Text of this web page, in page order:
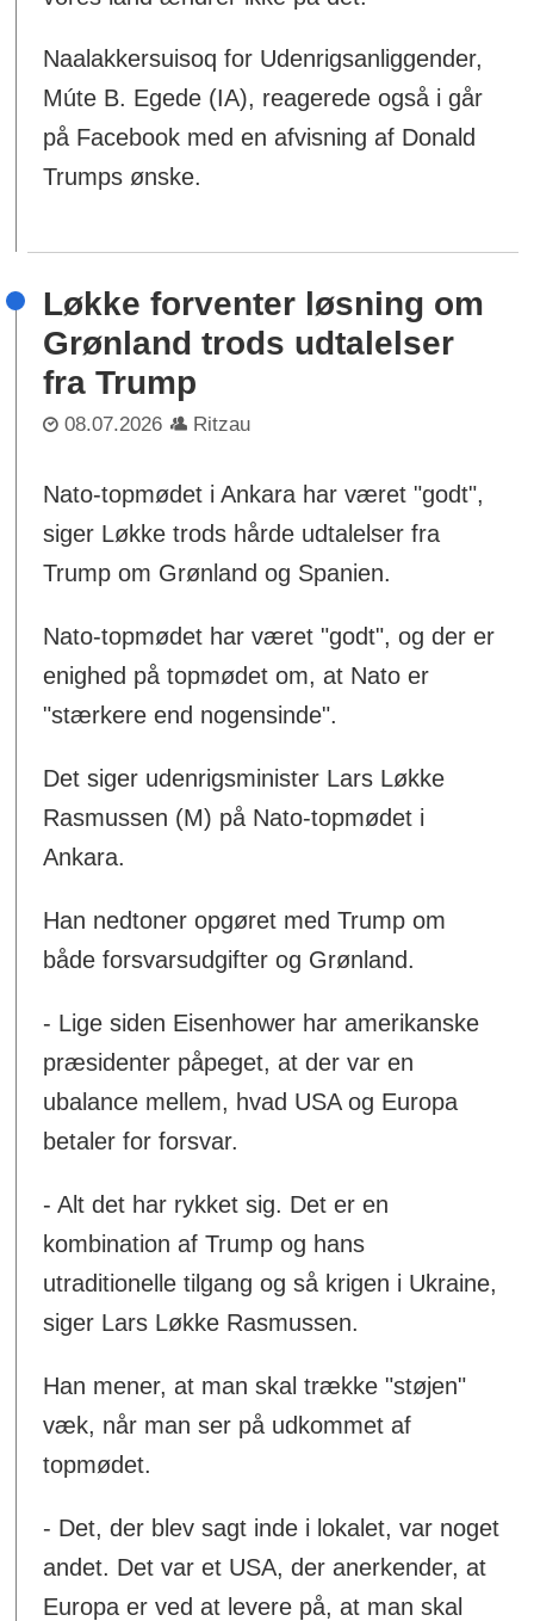
Naalakkersuisoq for Udenrigsanliggender,
Múte B. Egede (IA), reagerede også i går
på Facebook med en afvisning af Donald
Trumps ønske.
Løkke forventer løsning om
Grønland trods udtalelser
fra Trump
08.07.2026 Ritzau
Nato-topmødet i Ankara har været "godt",
siger Løkke trods hårde udtalelser fra
Trump om Grønland og Spanien.
Nato-topmødet har været "godt", og der er
enighed på topmødet om, at Nato er
"stærkere end nogensinde".
Det siger udenrigsminister Lars Løkke
Rasmussen (M) på Nato-topmødet i
Ankara.
Han nedtoner opgøret med Trump om
både forsvarsudgifter og Grønland.
- Lige siden Eisenhower har amerikanske
præsidenter påpeget, at der var en
ubalance mellem, hvad USA og Europa
betaler for forsvar.
- Alt det har rykket sig. Det er en
kombination af Trump og hans
utraditionelle tilgang og så krigen i Ukraine,
siger Lars Løkke Rasmussen.
Han mener, at man skal trække "støjen"
væk, når man ser på udkommet af
topmødet.
- Det, der blev sagt inde i lokalet, var noget
andet. Det var et USA, der anerkender, at
Europa er ved at levere på, at man skal